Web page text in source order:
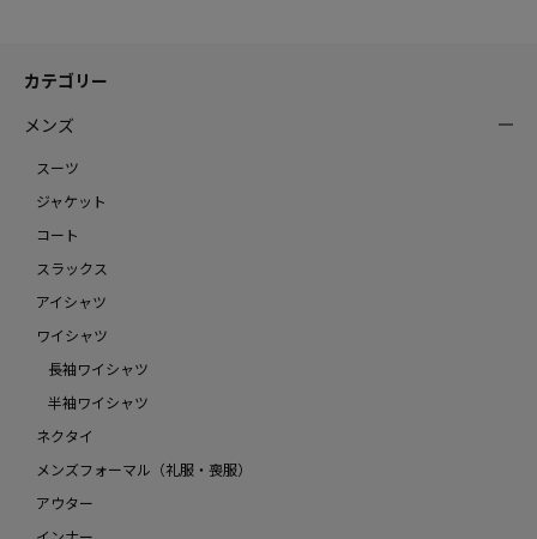
カテゴリー
メンズ
スーツ
ジャケット
コート
スラックス
アイシャツ
ワイシャツ
長袖ワイシャツ
半袖ワイシャツ
ネクタイ
メンズフォーマル（礼服・喪服）
アウター